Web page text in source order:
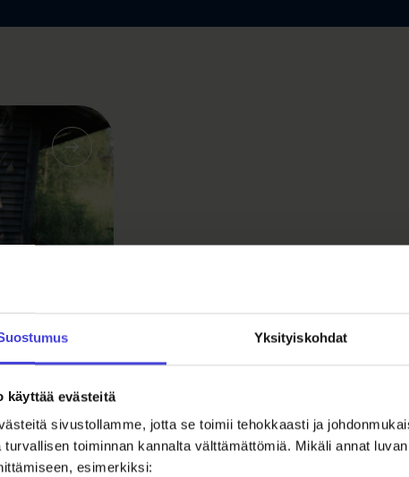
Yksityiskohdat
käyttää evästeitä
sivustollamme, jotta se toimii tehokkaasti ja
turvallisen toiminnan kannalta välttämättömiä. Mikäli annat
esimerkiksi:
parhaan
2026